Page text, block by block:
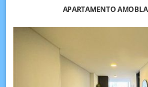
APARTAMENTO